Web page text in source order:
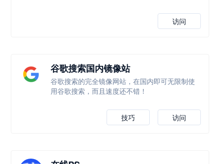
访问
谷歌搜索国内镜像站
谷歌搜索的完全镜像网站，在国内即可无限制使
用谷歌搜索，而且速度还不错！
访问
技巧